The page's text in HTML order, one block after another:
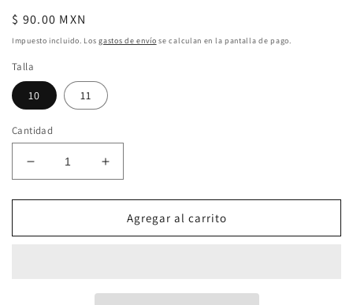
Precio
habitual
$ 90.00 MXN
Impuesto incluido. Losgastos de envío se calculan en la pantalla de pago.
Talla
10 11
Cantidad
Reducir
cantidad
para
Signo
Aumentar
cantidad
para
Anillo
Signo
Agregar al carrito